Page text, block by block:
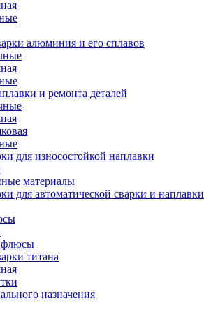
алюминия и его сплавов
и ремонта деталей
для износостойкой наплавки
материалы
для автоматической сварки и наплавки
флюсы
титана
назначения